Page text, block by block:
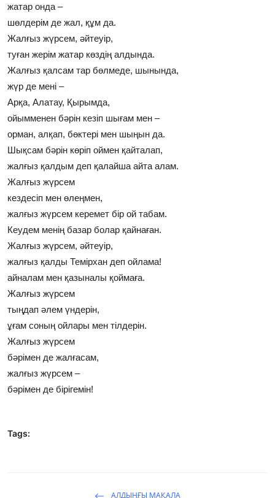
жатар онда –
шөлдерiм де жал, құм да.
Жалғыз жүрсем, әйтеуiр,
туған жерiм жатар көздiң алдында.
Жалғыз қалсам тар бөлмеде, шынында,
жүр де менi –
Арқа, Алатау, Қырымда,
ойымменен бәрiн кезiп шығам мен –
орман, алқап, бөктерi мен шыңын да.
Шықсам бәрiн көрiп оймен қайталап,
жалғыз қалдым деп қалайша айта алам.
Жалғыз жүрсем
кездесiп мен өлеңмен,
жалғыз жүрсем керемет бiр ой табам.
Кеудем менiң базар болар қайнаған.
Жалғыз жүрсем, әйтеуiр,
жалғыз қалды Темiрхан деп ойлама!
айналам мен қазыналы қоймаға.
Жалғыз жүрсем
тыңдап әлем үндерiн,
ұғам соның ойлары мен тiлдерiн.
Жалғыз жүрсем
бәрiмен де жалғасам,
жалғыз жүрсем –
бәрiмен де бiрiгемiн!
Tags:
АЛДЫҢҒЫ МАҚАЛА